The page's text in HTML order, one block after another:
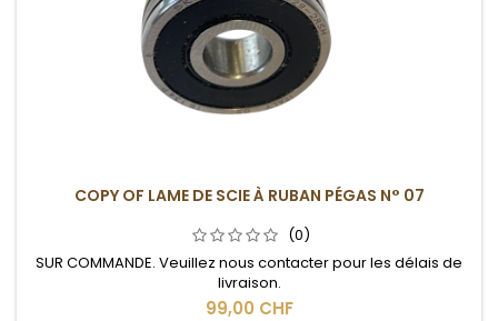
COPY OF LAME DE SCIE À RUBAN PÉGAS N° 07
(0)
SUR COMMANDE. Veuillez nous contacter pour les délais de
livraison.
99,00 CHF